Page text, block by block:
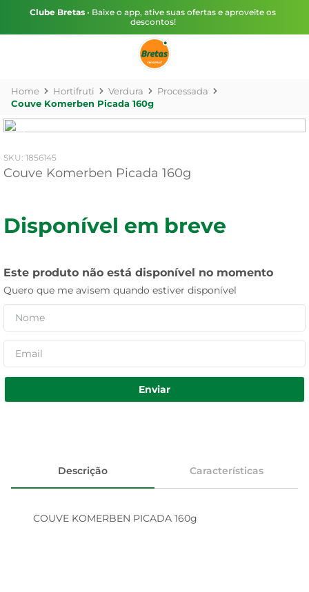
Clube Bretas • Baixe o app, ative suas ofertas e aproveite os
descontos!
Hortifruti Verdura
Processada
Couve Komerben Picada 160g
: 1856145
Couve Komerben Picada 160g
Disponível em breve
Este produto não está disponível no momento
Quero que me avisem quando estiver disponível
Enviar
Descrição Características
COUVE KOMERBEN PICADA 160g